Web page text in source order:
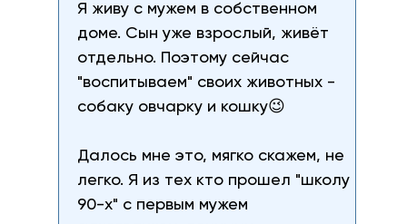
Я живу с мужем в собственном
доме. Сын уже взрослый, живёт
отдельно. Поэтому сейчас
"воспитываем" своих животных -
собаку овчарку и кошку😉
Далось мне это, мягко скажем, не
легко. Я из тех кто прошел "школу
90-х" с первым мужем